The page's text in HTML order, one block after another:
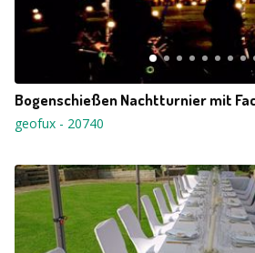
Bogenschießen Nachtturnier mit
geofux - 20740